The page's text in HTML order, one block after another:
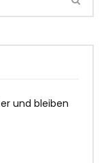
und bleiben